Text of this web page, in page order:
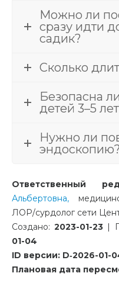
Можно ли
сразу идти
садик?
Сколько
Безопасна
детей 3–5
Нужно ли
эндоскопию?
Ответственный
Альбертовна,
ЛОР/сурдолог сети
Создано:2023-01-23 |
01-04
ID версии: D‑2026-01-
Плановая дата